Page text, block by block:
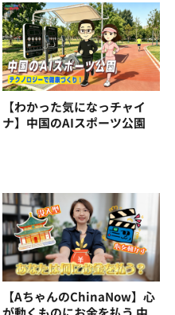
【わかった気になっチャイ
ナ】中国のAIスポーツ公園
【AちゃんのChinaNow】心